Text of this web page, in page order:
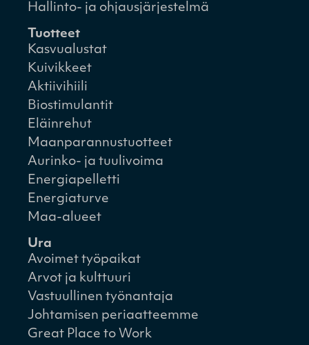
Hallinto- ja ohjausjärjestelmä
Tuotteet
Kasvualustat
Kuivikkeet
Aktiivihiili
Biostimulantit
Eläinrehut
Maanparannustuotteet
Aurinko- ja tuulivoima
Energiapelletti
Energiaturve
Maa-alueet
Ura
Avoimet työpaikat
Arvot ja kulttuuri
Vastuullinen työnantaja
Johtamisen periaatteemme
Great Place to Work